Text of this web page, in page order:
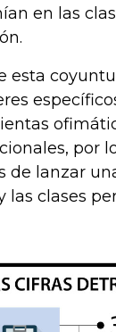
en las
esta
por
de lanzar
las clases